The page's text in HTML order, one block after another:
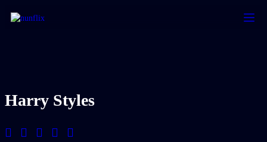
Harry Styles